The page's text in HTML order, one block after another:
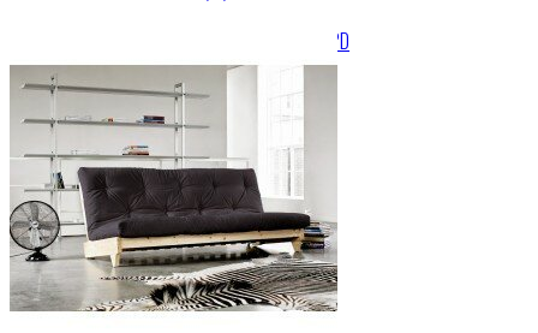
VOS DONNÉES PERSONNELLES RGPD
COMMANDER PAR TÉLÉPHONE
CONDITIONS DE LIVRAISON
SÉCURITÉ DES PAIEMENTS
CONNEXION
DÉCONNEXION